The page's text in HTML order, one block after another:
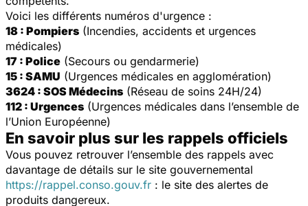
Voici les différents numéros d'urgence :
18 : Pompiers (Incendies, accidents et urgences
médicales)
17 : Police (Secours ou gendarmerie)
15 : SAMU (Urgences médicales en agglomération)
3624 : SOS Médecins (Réseau de soins 24H/24)
112 : Urgences (Urgences médicales dans l’ensemble de
l’Union Européenne)
En savoir plus sur les rappels officiels
Vous pouvez retrouver l’ensemble des rappels avec
davantage de détails sur le site gouvernemental
https://rappel.conso.gouv.fr : le site des alertes de
produits dangereux.